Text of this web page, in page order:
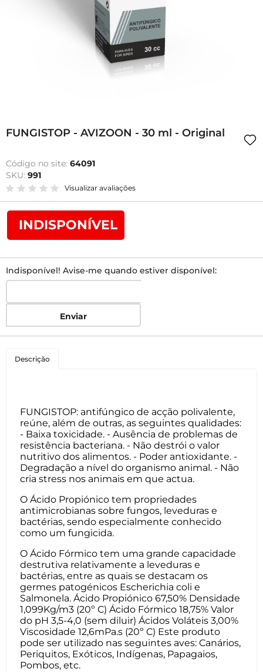
FUNGISTOP - AVIZOON - 30 ml - Original
Código no site: 64091
SKU: 991
Visualizar avaliações
INDISPONÍVEL
Indisponível! Avise-me quando estiver disponível:
Enviar
Descrição
FUNGISTOP: antifúngico de acção polivalente,
reúne, além de outras, as seguintes qualidades:
- Baixa toxicidade. - Ausência de problemas de
resistência bacteriana. - Não destrói o valor
nutritivo dos alimentos. - Poder antioxidante. -
Degradação a nível do organismo animal. - Não
cria stress nos animais em que actua.
O Ácido Propiónico tem propriedades
antimicrobianas sobre fungos, leveduras e
bactérias, sendo especialmente conhecido
como um fungicida.
O Ácido Fórmico tem uma grande capacidade
destrutiva relativamente a leveduras e
bactérias, entre as quais se destacam os
germes patogénicos Escherichia coli e
Salmonela. Ácido Propiónico 67,50% Densidade
1,099Kg/m3 (20º C) Ácido Fórmico 18,75% Valor
do pH 3,5-4,0 (sem diluir) Ácidos Voláteis 3,00%
Viscosidade 12,6mPa.s (20º C) Este produto
pode ser utilizado nas seguintes aves: Canários,
Periquitos, Exóticos, Indígenas, Papagaios,
Pombos, etc.